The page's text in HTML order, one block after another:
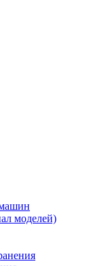
моделей)